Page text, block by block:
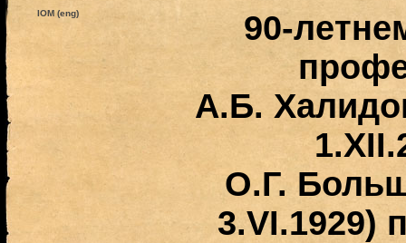
IOM (eng)
90-
А.Б.
О.Г.
3.VI.1929)